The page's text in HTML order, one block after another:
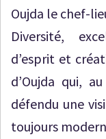
Oujda le chef-
Diversité,
d’esprit et
d’Oujda qui,
défendu une
toujours